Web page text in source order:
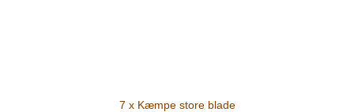
7 x Kæmpe store blade